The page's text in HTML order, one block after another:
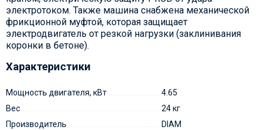
электротоком. Также машина снабжена механической
фрикционной муфтой, которая защищает
электродвигатель от резкой нагрузки (заклинивания
коронки в бетоне).
Характеристики
Мощность двигателя, кВт
4.65
Вес
24 кг
Производитель
DIAM